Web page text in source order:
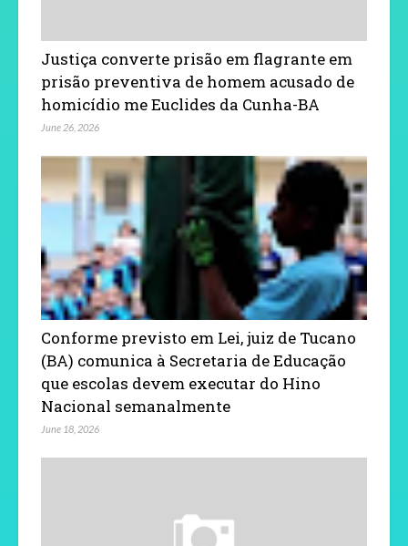
Justiça converte prisão em flagrante em
prisão preventiva de homem acusado de
homicídio me Euclides da Cunha-BA
June 26, 2026
Conforme previsto em Lei, juiz de Tucano
(BA) comunica à Secretaria de Educação
que escolas devem executar do Hino
Nacional semanalmente
June 18, 2026